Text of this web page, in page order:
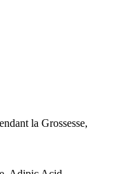
la Grossesse,